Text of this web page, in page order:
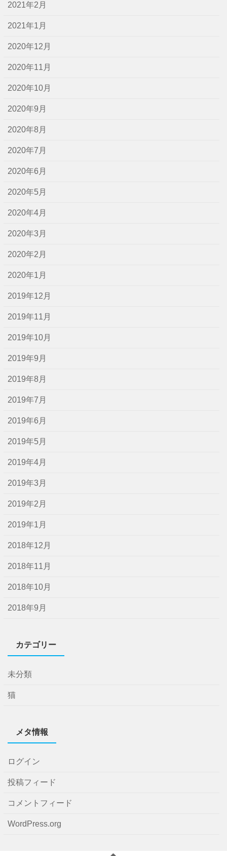
2021年2月
2021年1月
2020年12月
2020年11月
2020年10月
2020年9月
2020年8月
2020年7月
2020年6月
2020年5月
2020年4月
2020年3月
2020年2月
2020年1月
2019年12月
2019年11月
2019年10月
2019年9月
2019年8月
2019年7月
2019年6月
2019年5月
2019年4月
2019年3月
2019年2月
2019年1月
2018年12月
2018年11月
2018年10月
2018年9月
カテゴリー
未分類
猫
メタ情報
ログイン
投稿フィード
コメントフィード
WordPress.org